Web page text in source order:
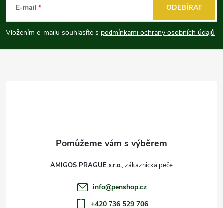
p
a
E-mail
Vložením e-mailu souhlasíte s podmínkami ochrany osobních údajů
ODEBÍRAT
AMIGOS PRAGUE s.r.o.
info@penshop.cz
+420 736 529 706